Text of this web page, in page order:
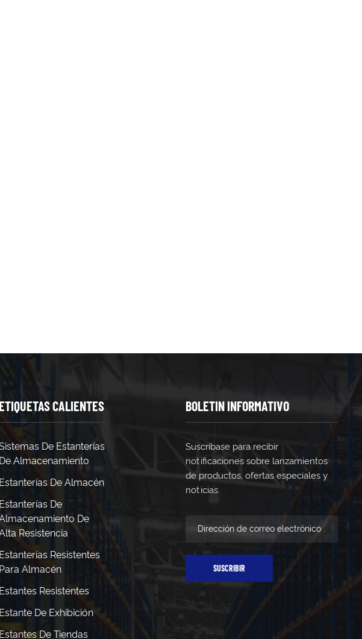
ETIQUETAS CALIENTES
De Estanterías
De Almacenamiento
Estanterías De Almacén
Estanterías De
De
Resistencia
Estanterías Resistentes
Para Almacén
Estantes Resistentes
Estante De Exhibición
Estantes De Tiendas
BOLETIN INFORMATIVO
Suscríbase para recibir
notificaciones sobre lanzamientos
de productos, ofertas especiales y
noticias.
SUSCRIBIR